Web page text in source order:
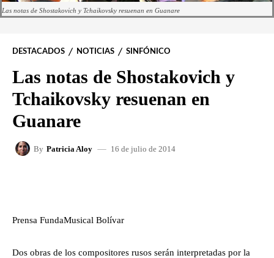
Las notas de Shostakovich y Tchaikovsky resuenan en Guanare
DESTACADOS NOTICIAS SINFÓNICO
Las notas de Shostakovich y
Tchaikovsky resuenan en
Guanare
By Patricia Aloy 16 de julio de 2014
Prensa FundaMusical Bolívar
Dos obras de los compositores rusos serán interpretadas por la